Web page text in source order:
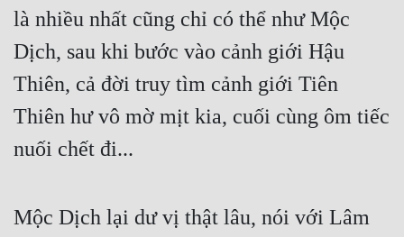
là nhiều nhất cũng chỉ có thể như Mộc
Dịch, sau khi bước vào cảnh giới Hậu
Thiên, cả đời truy tìm cảnh giới Tiên
Thiên hư vô mờ mịt kia, cuối cùng ôm tiếc
nuối chết đi...
Mộc Dịch lại dư vị thật lâu, nói với Lâm